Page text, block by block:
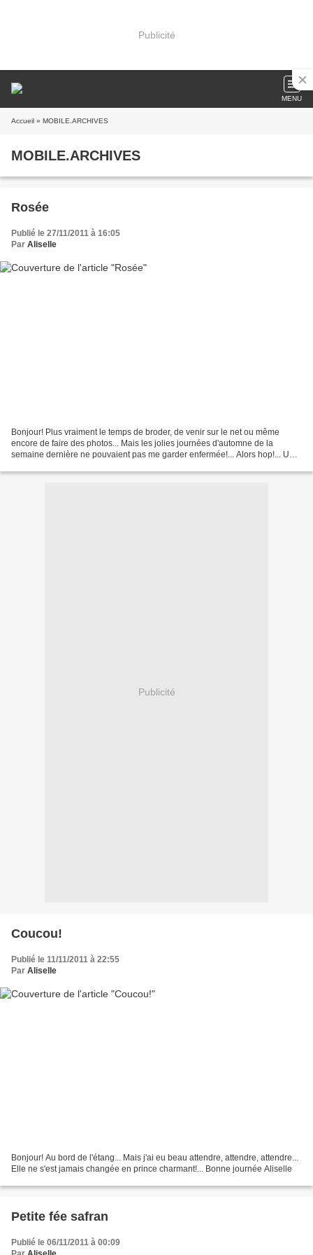
Publicité
MENU
Accueil » MOBILE.ARCHIVES
MOBILE.ARCHIVES
Rosée
Publié le 27/11/2011 à 16:05
Par Aliselle
Bonjour! Plus vraiment le temps de broder, de venir sur le net ou même
encore de faire des photos... Mais les jolies journées d'automne de la
semaine dernière ne pouvaient pas me garder enfermée!... Alors hop!... Une
Publicité
Coucou!
Publié le 11/11/2011 à 22:55
Par Aliselle
Bonjour! Au bord de l'étang... Mais j'ai eu beau attendre, attendre, attendre...
Elle ne s'est jamais changée en prince charmant!... Bonne journée Aliselle
Petite fée safran
Publié le 06/11/2011 à 00:09